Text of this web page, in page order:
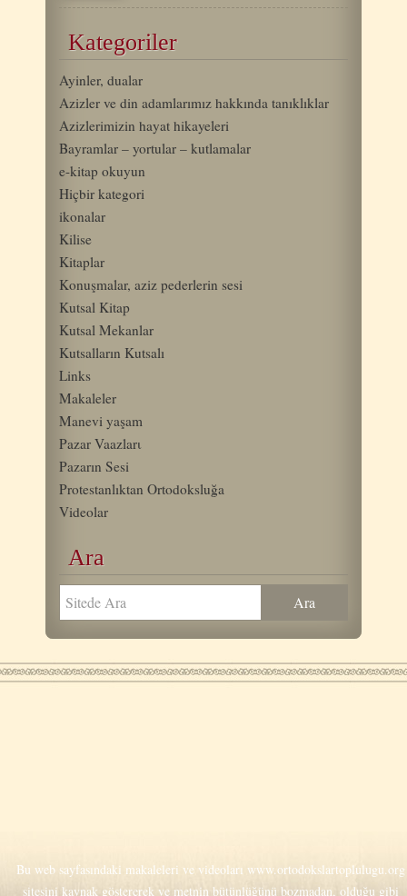
Kategoriler
Ayinler, dualar
Azizler ve din adamlarımız hakkında tanıklıklar
Azizlerimizin hayat hikayeleri
Bayramlar – yortular – kutlamalar
e-kitap okuyun
Hiçbir kategori
ikonalar
Kilise
Kitaplar
Konuşmalar, aziz pederlerin sesi
Kutsal Kitap
Kutsal Mekanlar
Kutsalların Kutsalı
Links
Makaleler
Manevi yaşam
Pazar Vaazlarι
Pazarın Sesi
Protestanlıktan Ortodoksluğa
Videolar
Ara
Bu web sayfasındaki makaleleri ve videoları www.ortodokslartoplulugu.org
sitesini kaynak göstererek ve metnin bütünlüğünü bozmadan, olduğu gibi